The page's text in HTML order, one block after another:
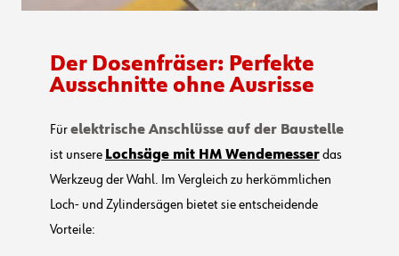
Der Dosenfräser: Perfekte
Ausschnitte ohne Ausrisse
Fürelektrische Anschlüsse auf der Baustelle
ist unsere Lochsäge mit HM Wendemesserdas
Werkzeug der Wahl. Im Vergleich zu herkömmlichen
Loch- und Zylindersägen bietet sie entscheidende
Vorteile: